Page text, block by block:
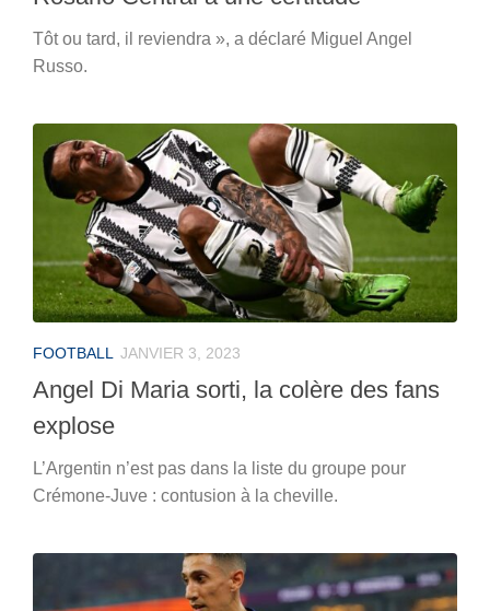
Tôt ou tard, il reviendra », a déclaré Miguel Angel
Russo.
FOOTBALL JANVIER 3, 2023
Angel Di Maria sorti, la colère des fans
explose
L’Argentin n’est pas dans la liste du groupe pour
Crémone-Juve : contusion à la cheville.